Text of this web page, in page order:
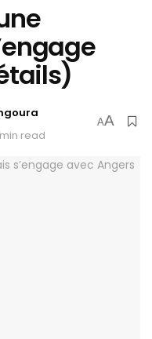
read
AA